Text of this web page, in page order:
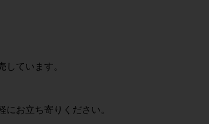
ています。
お立ち寄りください。